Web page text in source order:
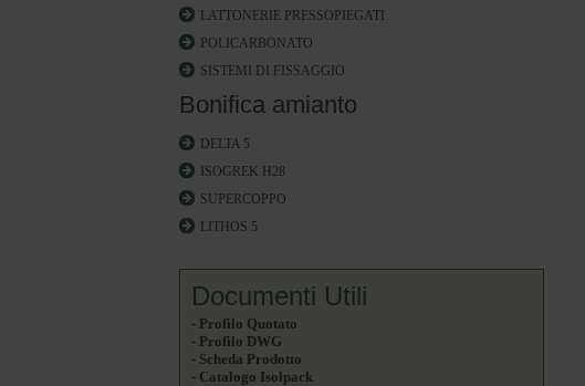
LATTONERIE PRESSOPIEGATI
POLICARBONATO
SISTEMI DI FISSAGGIO
Bonifica amianto
DELTA 5
ISOGREK H28
SUPERCOPPO
LITHOS 5
Documenti Utili
- Profilo Quotato
- Profilo DWG
- Scheda Prodotto
- Catalogo Isolpack